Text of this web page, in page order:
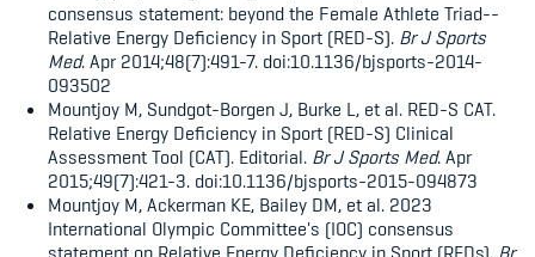
consensus statement: beyond the Female Athlete Triad--
Relative Energy Deficiency in Sport (RED-S). Br J Sports
Med. Apr 2014;48(7):491-7. doi:10.1136/bjsports-2014-
093502
Mountjoy M, Sundgot-Borgen J, Burke L, et al. RED-S CAT.
Relative Energy Deficiency in Sport (RED-S) Clinical
Assessment Tool (CAT). Editorial. Br J Sports Med. Apr
2015;49(7):421-3. doi:10.1136/bjsports-2015-094873
Mountjoy M, Ackerman KE, Bailey DM, et al. 2023
International Olympic Committee's (IOC) consensus